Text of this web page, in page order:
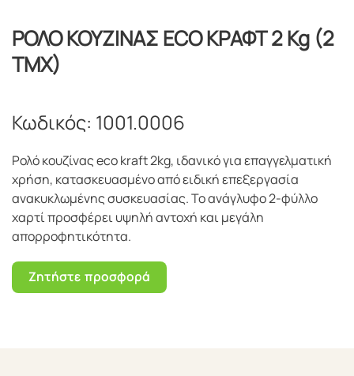
ΡΟΛΟ ΚΟΥΖΙΝΑΣ ECO ΚΡΑΦΤ 2 Kg (2
TMX)
Κωδικός: 1001.0006
Ρολό κουζίνας eco kraft 2kg, ιδανικό για επαγγελματική
χρήση, κατασκευασμένο από ειδική επεξεργασία
ανακυκλωμένης συσκευασίας. Το ανάγλυφο 2-φύλλο
χαρτί προσφέρει υψηλή αντοχή και μεγάλη
απορροφητικότητα.
Ζητήστε προσφορά